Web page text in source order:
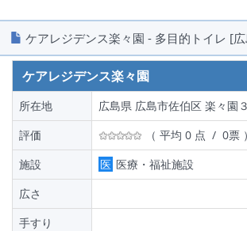
ケアレジデンス楽々園 - 多目的トイレ [
ケアレジデンス楽々園
所在地
広島県 広島市佐伯区 楽々園
評価
（ 平均 0 点 / 0票 ）
施設
医 医療・福祉施設
広さ
手すり